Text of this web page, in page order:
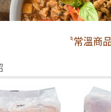
〝常溫商品消費滿490元